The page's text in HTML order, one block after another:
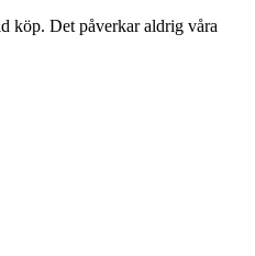
köp. Det påverkar aldrig våra